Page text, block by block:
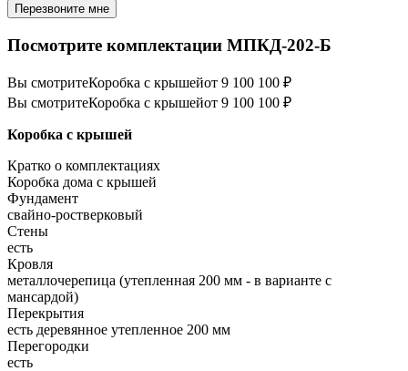
Перезвоните мне
Посмотрите комплектации МПКД-202-Б
Вы смотритеКоробка с крышейот 9 100 100 ₽
Вы смотритеКоробка с крышейот 9 100 100 ₽
Коробка с крышей
Кратко о комплектациях
Коробка дома с крышей
Фундамент
свайно-ростверковый
Стены
есть
Кровля
металлочерепица (утепленная 200 мм - в варианте с
мансардой)
Перекрытия
есть деревянное утепленное 200 мм
Перегородки
есть